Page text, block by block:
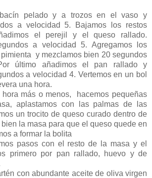
pelado y a trozos en el vaso y
a velocidad 5. Bajamos los restos
el perejil y el queso rallado.
a velocidad 5. Agregamos los
y mezclamos bien 20 segundos
último añadimos el pan rallado y
a velocidad 4. Vertemos en un bol
una hora.
más o menos, hacemos pequeñas
aplastamos con las palmas de las
un trocito de queso curado dentro de
bien la masa para que el queso quede en
a formar la bolita
pasos con el resto de la masa y el
primero por pan rallado, huevo y de
con abundante aceite de oliva virgen